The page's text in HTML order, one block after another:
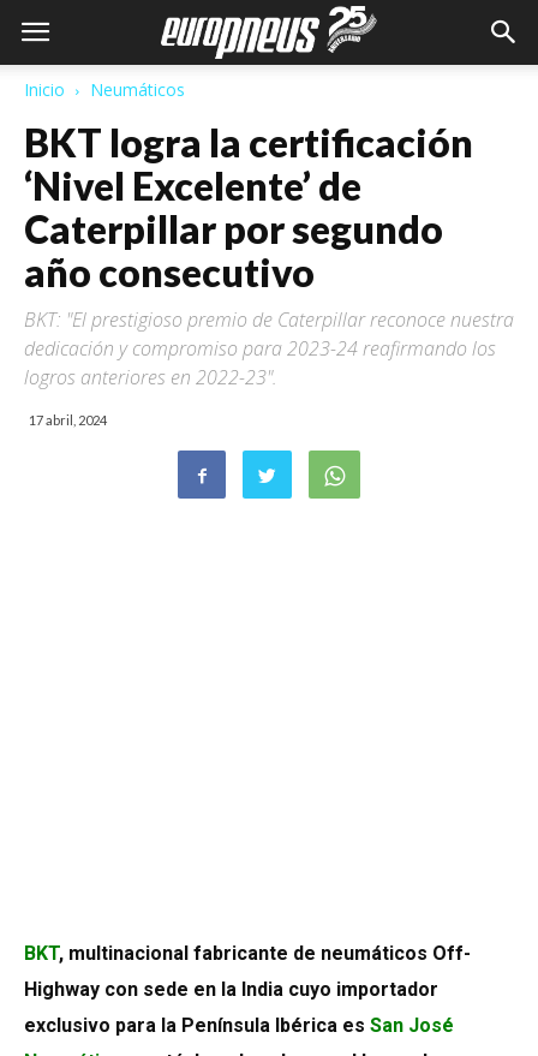
Inicio Neumáticos
BKT logra la certificación
‘Nivel Excelente’ de
Caterpillar por segundo
año consecutivo
BKT: "El prestigioso premio de Caterpillar reconoce nuestra
dedicación y compromiso para 2023-24 reafirmando los
logros anteriores en 2022-23".
17 abril, 2024
BKT, multinacional fabricante de neumáticos Off-
Highway con sede en la India cuyo importador
exclusivo para la Península Ibérica es San José